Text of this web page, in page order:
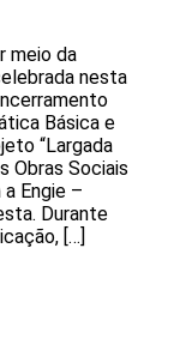
meio da
nesta
Básica e
“Largada
Obras Sociais
Engie –
Durante
[…]